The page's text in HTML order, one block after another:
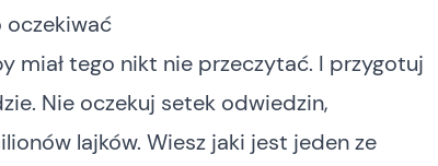
oczekiwać
miał tego nikt nie przeczytać. I przygotuj
Nie oczekuj setek odwiedzin,
lajków. Wiesz jaki jest jeden ze